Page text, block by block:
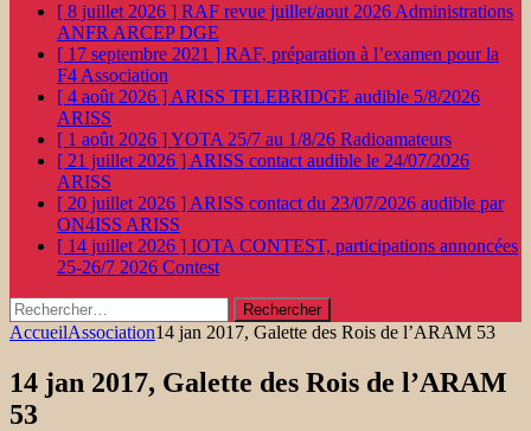
[ 8 juillet 2026 ] RAF revue juillet/aout 2026 Administrations
ANFR ARCEP DGE
[ 17 septembre 2021 ] RAF, préparation à l’examen pour la
F4 Association
[ 4 août 2026 ] ARISS TELEBRIDGE audible 5/8/2026
ARISS
[ 1 août 2026 ]YOTA 25/7 au 1/8/26 Radioamateurs
[ 21 juillet 2026 ] ARISS contact audible le 24/07/2026
ARISS
[ 20 juillet 2026 ] ARISS contact du 23/07/2026 audible par
ON4ISS ARISS
[ 14 juillet 2026 ] IOTA CONTEST, participations annoncées
25-26/7 2026 Contest
Rechercher :
AccueilAssociation14 jan 2017, Galette des Rois de l’ARAM 53
14 jan 2017, Galette des Rois de l’ARAM
53